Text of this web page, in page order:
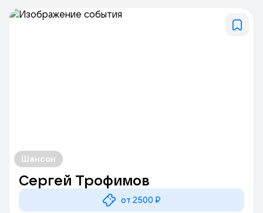
Шансон
Сергей Трофимов
от 2500 ₽